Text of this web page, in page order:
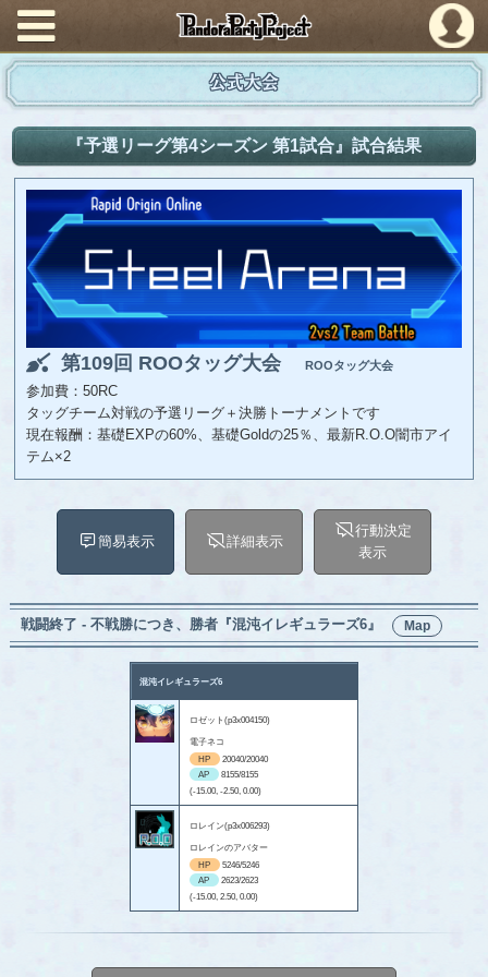
PandoraPartyProject
公式大会
『予選リーグ第4シーズン 第1試合』試合結果
第109回 ROOタッグ大会 ROOタッグ大会
参加費：50RC
タッグチーム対戦の予選リーグ＋決勝トーナメントです
現在報酬：基礎EXPの60%、基礎Goldの25％、最新R.O.O闇市アイ
テム×2
簡易表示 詳細表示
行動決定
表示
戦闘終了 - 不戦勝につき、勝者『混沌イレギュラーズ6』 Map
混沌イレギュラーズ6
ロゼット(p3x004150)
電子ネコ
HP
20040/20040
AP
8155/8155
(-15.00, -2.50, 0.00)
ロレイン(p3x006293)
ロレインのアバター
HP
5246/5246
AP
2623/2623
(-15.00, 2.50, 0.00)